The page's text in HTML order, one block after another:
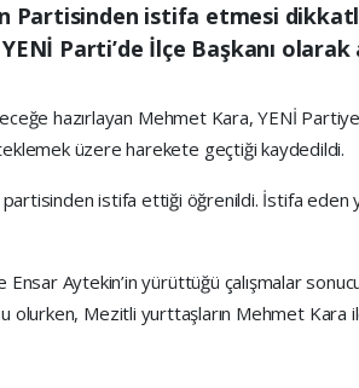
Partisinden istifa etmesi
Parti’de İlçe Başkanı
hazırlayan Mehmet Kara, YENİ
üzere harekete geçtiği kaydedildi.
partisinden istifa ettiği öğrenildi. İstifa
Aytekin’in yürüttüğü çalışmalar
olurken, Mezitli yurttaşların Mehmet Kara